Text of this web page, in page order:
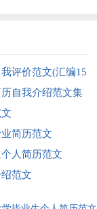
评价范文(汇编15
历自我介绍范文集
简历范文
人简历范文
范文